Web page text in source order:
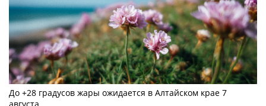
До +28 градусов жары ожидается в Алтайском крае 7